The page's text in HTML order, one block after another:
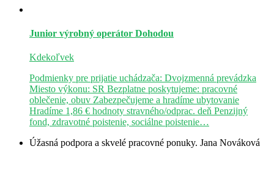
Junior výrobný operátor Dohodou
Kdekoľvek
Podmienky pre prijatie uchádzača: Dvojzmenná prevádzka
Miesto výkonu: SR Bezplatne poskytujeme: pracovné
oblečenie, obuv Zabezpečujeme a hradíme ubytovanie
Hradíme 1,86 € hodnoty stravného/odprac. deň Penzijný
fond, zdravotné poistenie, sociálne poistenie…
Úžasná podpora a skvelé pracovné ponuky. Jana Nováková